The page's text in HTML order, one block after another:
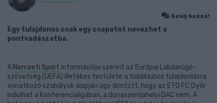
Szólj hozzá!
Egy tulajdonos csak egy csapatot nevezhet a
pontvadászatba.
A Nemzeti Sport információja szerint az Európai Labdarúgó-
szövetség (UEFA) illetékes testülete a többklubos tulajdonlásra
vonatkozó szabályok alapján úgy döntött, hogy az ETO FC Győr
indulhat a Konferencialigában, a dunaszerdahelyi DAC nem. A